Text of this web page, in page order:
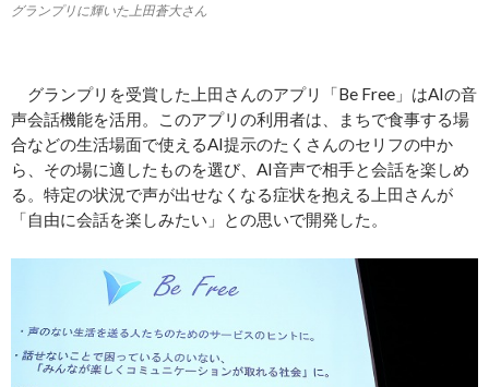
グランプリに輝いた上田蒼大さん
グランプリを受賞した上田さんのアプリ「Be Free」はAIの音
声会話機能を活用。このアプリの利用者は、まちで食事する場
合などの生活場面で使えるAI提示のたくさんのセリフの中か
ら、その場に適したものを選び、AI音声で相手と会話を楽しめ
る。特定の状況で声が出せなくなる症状を抱える上田さんが
「自由に会話を楽しみたい」との思いで開発した。